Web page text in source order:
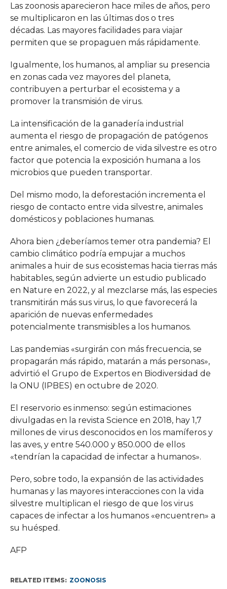
Las zoonosis aparecieron hace miles de años, pero
se multiplicaron en las últimas dos o tres
décadas. Las mayores facilidades para viajar
permiten que se propaguen más rápidamente.
Igualmente, los humanos, al ampliar su presencia
en zonas cada vez mayores del planeta,
contribuyen a perturbar el ecosistema y a
promover la transmisión de virus.
La intensificación de la ganadería industrial
aumenta el riesgo de propagación de patógenos
entre animales, el comercio de vida silvestre es otro
factor que potencia la exposición humana a los
microbios que pueden transportar.
Del mismo modo, la deforestación incrementa el
riesgo de contacto entre vida silvestre, animales
domésticos y poblaciones humanas.
Ahora bien ¿deberíamos temer otra pandemia? El
cambio climático podría empujar a muchos
animales a huir de sus ecosistemas hacia tierras más
habitables, según advierte un estudio publicado
en Nature en 2022, y al mezclarse más, las especies
transmitirán más sus virus, lo que favorecerá la
aparición de nuevas enfermedades
potencialmente transmisibles a los humanos.
Las pandemias «surgirán con más frecuencia, se
propagarán más rápido, matarán a más personas»,
advirtió el Grupo de Expertos en Biodiversidad de
la ONU (IPBES) en octubre de 2020.
El reservorio es inmenso: según estimaciones
divulgadas en la revista Science en 2018, hay 1,7
millones de virus desconocidos en los mamíferos y
las aves, y entre 540.000 y 850.000 de ellos
«tendrían la capacidad de infectar a humanos».
Pero, sobre todo, la expansión de las actividades
humanas y las mayores interacciones con la vida
silvestre multiplican el riesgo de que los virus
capaces de infectar a los humanos «encuentren» a
su huésped.
AFP
RELATED ITEMS: ZOONOSIS